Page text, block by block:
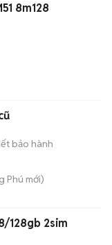
8m128
bảo hành
Phú mới)
128gb 2sim